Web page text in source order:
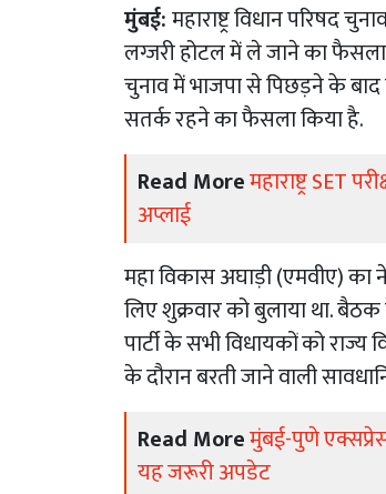
मुंबई:महाराष्ट्र विधान परिषद
लग्जरी होटल में ले जाने का फैसला
चुनाव में भाजपा से​ पिछड़ने के
सतर्क रहने का फैसला किया है.
Read Moreमहाराष्ट्र
अप्लाई
महा विकास अघाड़ी (एमवीए)
लिए शुक्रवार को बुलाया था.
पार्टी के सभी विधायकों को
के दौरान बरती जाने वाली
Read Moreमुंबई-पुणे
यह जरूरी अपडेट